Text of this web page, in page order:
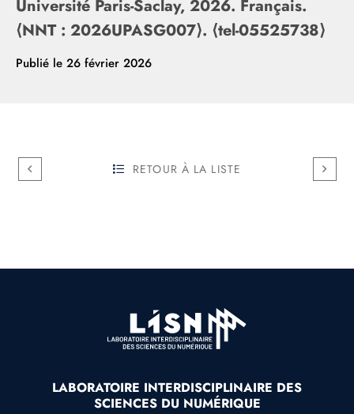
Université Paris-Saclay, 2026. Français.
⟨NNT : 2026UPASG007⟩. ⟨tel-05525738⟩
Publié le 26 février 2026
RETOUR À LA LISTE
LABORATOIRE INTERDISCIPLINAIRE DES
SCIENCES DU NUMÉRIQUE